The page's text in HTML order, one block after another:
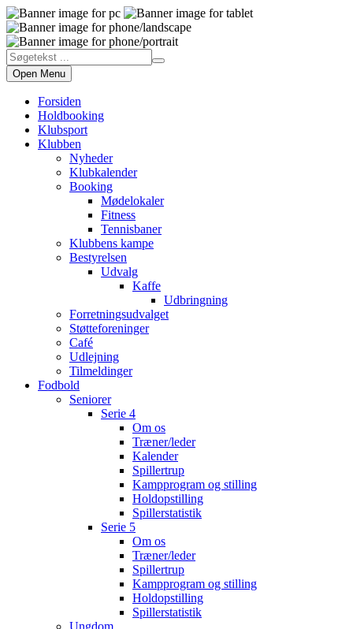
Open Menu
Forsiden
Holdbooking
Klubsport
Klubben
Nyheder
Klubkalender
Booking
Mødelokaler
Fitness
Tennisbaner
Klubbens kampe
Bestyrelsen
Udvalg
Kaffe
Udbringning
Forretningsudvalget
Støtteforeninger
Café
Udlejning
Tilmeldinger
Fodbold
Seniorer
Serie 4
Om os
Træner/leder
Kalender
Spillertrup
Kampprogram og stilling
Holdopstilling
Spillerstatistik
Serie 5
Om os
Træner/leder
Spillertrup
Kampprogram og stilling
Holdopstilling
Spillerstatistik
Ungdom